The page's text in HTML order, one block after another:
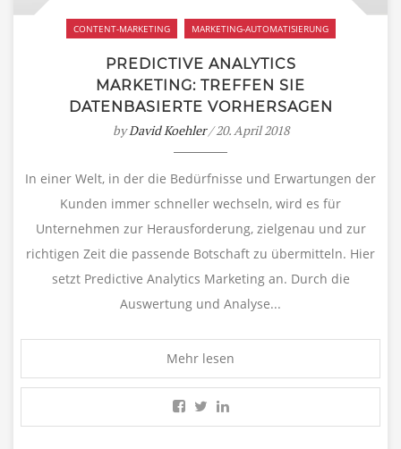
CONTENT-MARKETING MARKETING-AUTOMATISIERUNG
PREDICTIVE ANALYTICS
MARKETING: TREFFEN SIE
DATENBASIERTE VORHERSAGEN
byDavid Koehler/ 20. April 2018
In einer Welt, in der die Bedürfnisse und Erwartungen der
Kunden immer schneller wechseln, wird es für
Unternehmen zur Herausforderung, zielgenau und zur
richtigen Zeit die passende Botschaft zu übermitteln. Hier
setzt Predictive Analytics Marketing an. Durch die
Auswertung und Analyse...
Mehr lesen